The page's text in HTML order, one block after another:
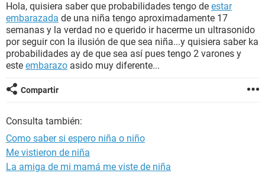
BIENESTAR
SEXUALIDAD
GLOSARIO
Hola, quisiera saber que probabilidades tengo de estar
embarazada de una niña tengo aproximadamente 17
semanas y la verdad no e querido ir hacerme un ultrasonido
por seguir con la ilusión de que sea niña...y quisiera saber ka
probabilidades ay de que sea así pues tengo 2 varones y
este embarazo asido muy diferente...
Compartir
Consulta también:
Como saber si espero niña o niño
Me vistieron de niña
La amiga de mi mamá me viste de niña